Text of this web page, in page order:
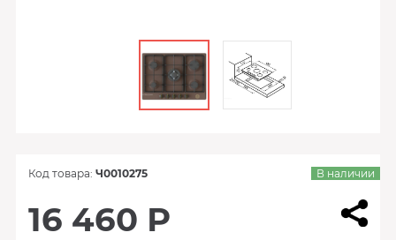
Код товара: Ч0010275 В наличии
16 460 Р